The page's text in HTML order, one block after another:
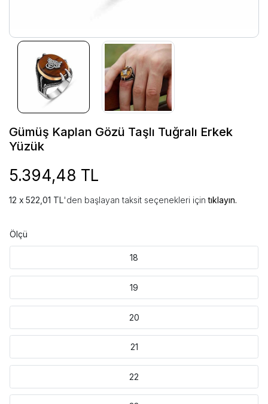
Gümüş Kaplan Gözü Taşlı Tuğralı Erkek
Yüzük
5.394,48 TL
522,01 TL'den başlayan taksit seçenekleri içintıklayın.
Ölçü
18
19
20
21
22